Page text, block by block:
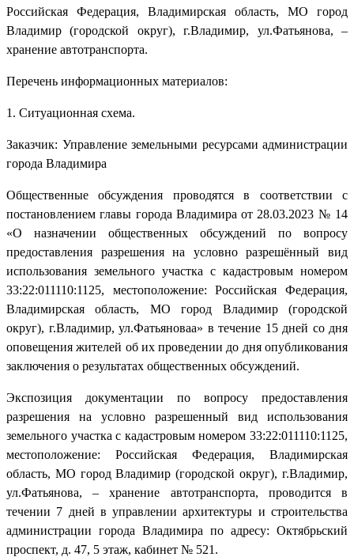
Российская Федерация, Владимирская область, МО город
Владимир (городской округ), г.Владимир, ул.Фатьянова, –
хранение автотранспорта.
Перечень информационных материалов:
1. Ситуационная схема.
Заказчик: Управление земельными ресурсами администрации
города Владимира
Общественные обсуждения проводятся в соответствии с
постановлением главы города Владимира от 28.03.2023 № 14
«О назначении общественных обсуждений по вопросу
предоставления разрешения на условно разрешённый вид
использования земельного участка с кадастровым номером
33:22:011110:1125, местоположение: Российская Федерация,
Владимирская область, МО город Владимир (городской
округ), г.Владимир, ул.Фатьяноваа» в течение 15 дней со дня
оповещения жителей об их проведении до дня опубликования
заключения о результатах общественных обсуждений.
Экспозиция документации по вопросу предоставления
разрешения на условно разрешенный вид использования
земельного участка с кадастровым номером 33:22:011110:1125,
местоположение: Российская Федерация, Владимирская
область, МО город Владимир (городской округ), г.Владимир,
ул.Фатьянова, – хранение автотранспорта, проводится в
течении 7 дней в управлении архитектуры и строительства
администрации города Владимира по адресу: Октябрьский
проспект, д. 47, 5 этаж, кабинет № 521.